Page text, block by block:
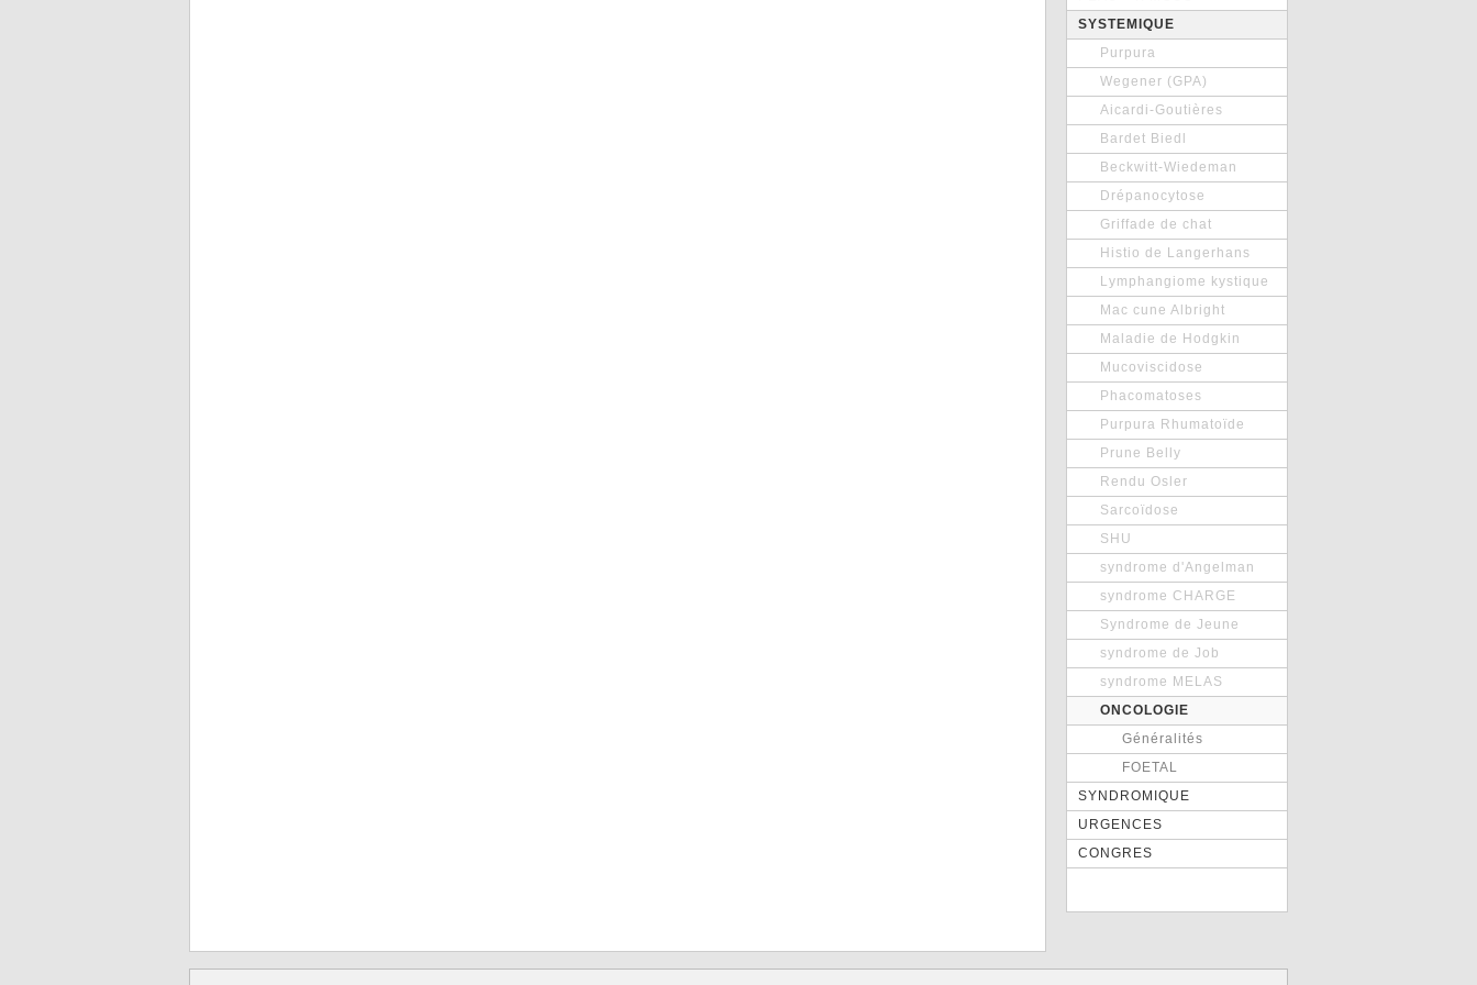
SYSTEMIQUE
Purpura
Wegener (GPA)
Aicardi-Goutières
Bardet Biedl
Beckwitt-Wiedeman
Drépanocytose
Griffade de chat
Histio de Langerhans
Lymphangiome kystique
Mac cune Albright
Maladie de Hodgkin
Mucoviscidose
Phacomatoses
Purpura Rhumatoïde
Prune Belly
Rendu Osler
Sarcoïdose
SHU
syndrome d'Angelman
syndrome CHARGE
Syndrome de Jeune
syndrome de Job
syndrome MELAS
ONCOLOGIE
Généralités
FOETAL
SYNDROMIQUE
URGENCES
CONGRES